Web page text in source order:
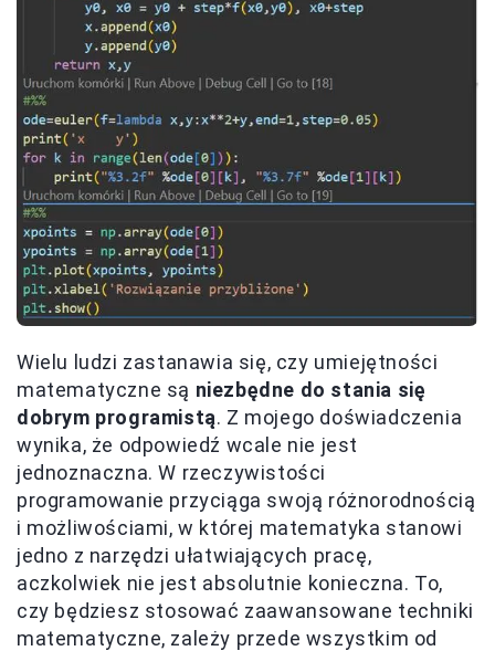
Wielu ludzi zastanawia się, czy umiejętności
matematyczne są niezbędne do stania się
dobrym programistą. Z mojego doświadczenia
wynika, że odpowiedź wcale nie jest
jednoznaczna. W rzeczywistości
programowanie przyciąga swoją różnorodnością
i możliwościami, w której matematyka stanowi
jedno z narzędzi ułatwiających pracę,
aczkolwiek nie jest absolutnie konieczna. To,
czy będziesz stosować zaawansowane techniki
matematyczne, zależy przede wszystkim od